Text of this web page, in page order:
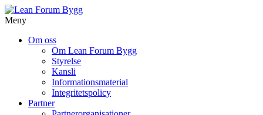
Meny
Om oss
Om Lean Forum Bygg
Styrelse
Kansli
Informationsmaterial
Integritetspolicy
Partner